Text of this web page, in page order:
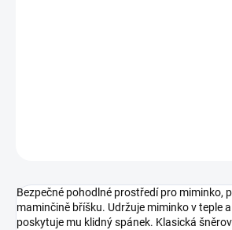
Bezpečné pohodlné prostředí pro miminko,
maminčině bříšku. Udržuje miminko v teple
poskytuje mu klidný spánek. Klasická